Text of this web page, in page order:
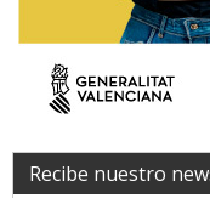
Recibe nuestro